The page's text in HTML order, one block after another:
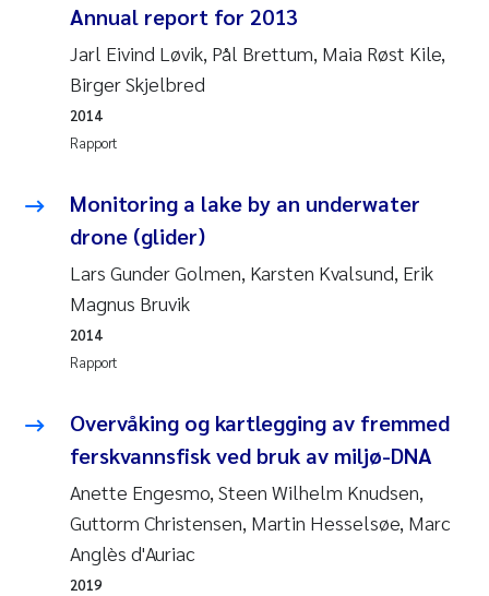
Susanne Jøntvedt Jørgensen
André Staalstrøm
Uta Brandt
Knut Erik Tollefsen
Sigrid Haande
Sabine Marty
Elisabeth Støhle Rødland
Marit Villø
Annual report for 2013
Jarl Eivind Løvik, Pål Brettum, Maia Røst Kile,
Birger Skjelbred
Rapport
2014
Monitoring a lake by an underwater
drone (glider)
Lars Gunder Golmen, Karsten Kvalsund, Erik
Magnus Bruvik
Rapport
2014
Overvåking og kartlegging av fremmed
ferskvannsfisk ved bruk av miljø-DNA
Anette Engesmo, Steen Wilhelm Knudsen,
Guttorm Christensen, Martin Hesselsøe, Marc
Anglès d'Auriac
2019